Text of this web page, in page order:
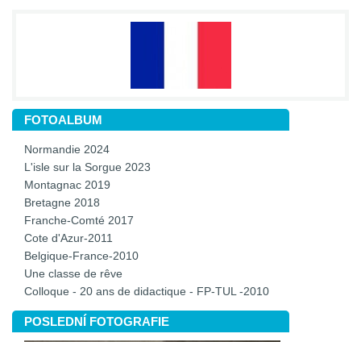
FOTOALBUM
Normandie 2024
L'isle sur la Sorgue 2023
Montagnac 2019
Bretagne 2018
Franche-Comté 2017
Cote d'Azur-2011
Belgique-France-2010
Une classe de rêve
Colloque - 20 ans de didactique - FP-TUL -2010
POSLEDNÍ FOTOGRAFIE